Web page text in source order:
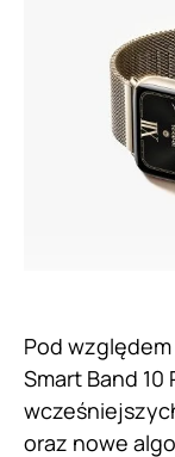
Pod
Smart Band
oraz nowe